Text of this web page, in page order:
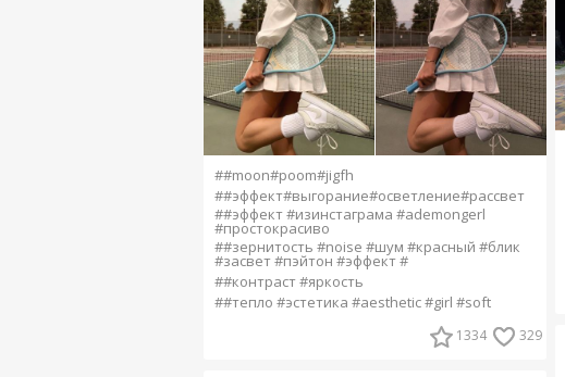
##moon#poom#jigfh
##эффект#выгорание#осветление#рассвет
##эффект #изинстаграма #ademongerl
#простокрасиво
##зернитость #noise #шум #красный #блик
#засвет #пэйтон #эффект #
##контраст #яркость
##тепло #эстетика #aesthetic #girl #soft
1334 329